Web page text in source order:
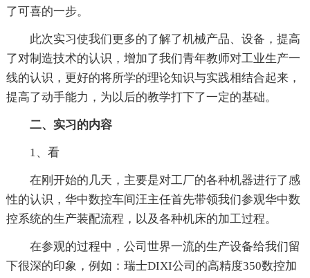
了可喜的一步。
此次实习使我们更多的了解了机械产品、设备，提高
了对制造技术的认识，增加了我们青年教师对工业生产一
线的认识，更好的将所学的理论知识与实践相结合起来，
提高了动手能力，为以后的教学打下了一定的基础。
二、实习的内容
1、看
在刚开始的几天，主要是对工厂的各种机器进行了感
性的认识，华中数控车间汪主任首先带领我们参观华中数
控系统的生产装配流程，以及各种机床的加工过程。
在参观的过程中，公司世界一流的生产设备给我们留
下很深的印象，例如：瑞士DIXI公司的高精度350数控加